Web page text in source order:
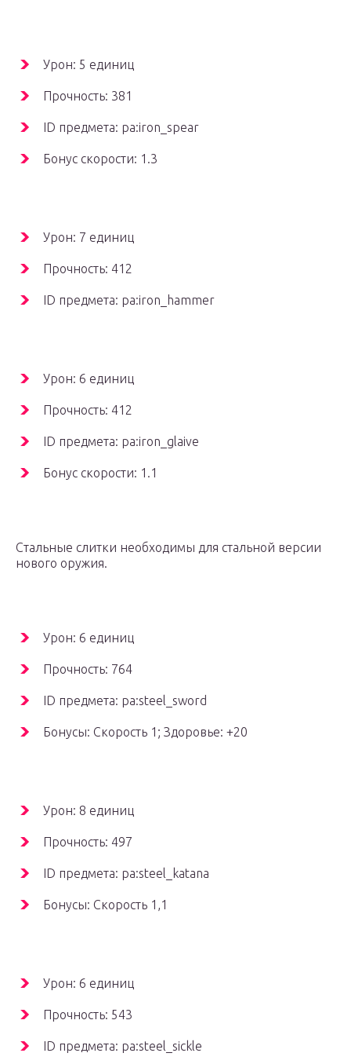
Урон: 5 единиц
Прочность: 381
ID предмета: pa:iron_spear
Бонус скорости: 1.3
Урон: 7 единиц
Прочность: 412
ID предмета: pa:iron_hammer
Урон: 6 единиц
Прочность: 412
ID предмета: pa:iron_glaive
Бонус скорости: 1.1
Стальные слитки необходимы для стальной версии
нового оружия.
Урон: 6 единиц
Прочность: 764
ID предмета: pa:steel_sword
Бонусы: Скорость 1; Здоровье: +20
Урон: 8 единиц
Прочность: 497
ID предмета: pa:steel_katana
Бонусы: Скорость 1,1
Урон: 6 единиц
Прочность: 543
ID предмета: pa:steel_sickle